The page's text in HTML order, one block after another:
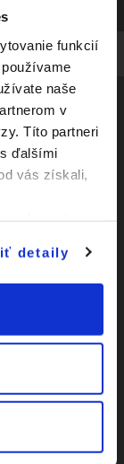
funkcií
naše
v
Títo partneri
ďalšími
vás získali,
detaily